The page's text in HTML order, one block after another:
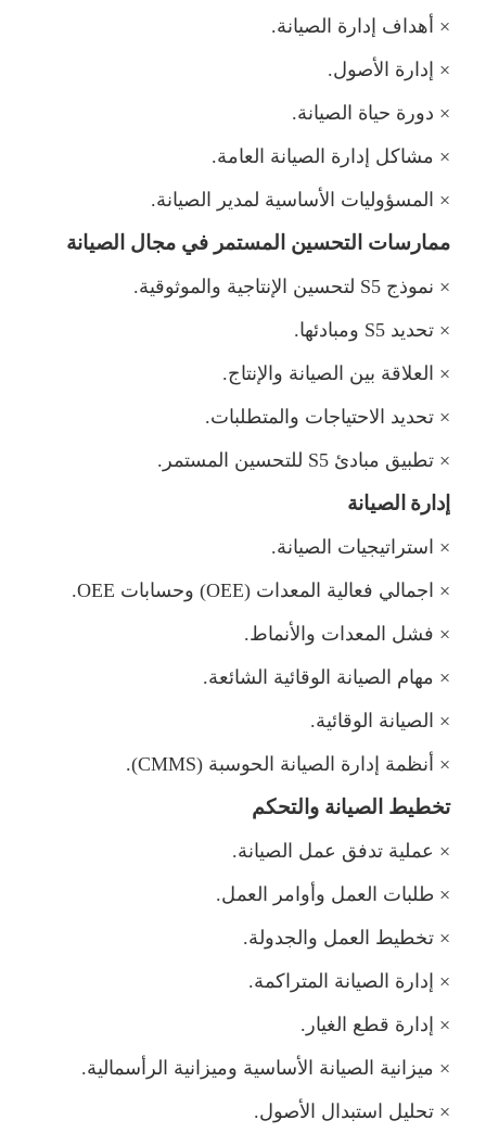
× أهداف إدارة الصيانة.
× إدارة الأصول.
× دورة حياة الصيانة.
× شاكل إدارة الصيانة العامة.
× المسؤوليات الأساسية لمدير الصيانة.
ارسات التحسين المستمر في مجال الصيانة
× نموذج 5 S تحسين الإنتاجية والموثوقية.
× تحديد 5 S ومبادئها.
× العلاقة بين الصيانة والإنتاج.
× تحديد الاحتياجات والمتطلبات.
× تطبيق مبادئ 5 S تحسين المستمر.
إدارة الصيانة
× استراتيجيات الصيانة.
× اجمالي فعالية المعدات (OEE) وحسابات OEE
.
× فشل المعدات والأنماط.
× هام الصيانة الوقائية الشائعة.
× الصيانة الوقائية.
× أنظمة إدارة الصيانة الحوسبة (CMMS
).
تخطيط الصيانة والتحك
× عملية تدفق عمل الصيانة.
× طلبات العمل وأوامر العمل.
× تخطيط العمل والجدولة.
× إدارة الصيانة المتراكمة.
× إدارة قطع الغيار.
× يزانية الصيانة الأساسية وميزانية الرأسمالية.
× تحليل استبدال الأصول.